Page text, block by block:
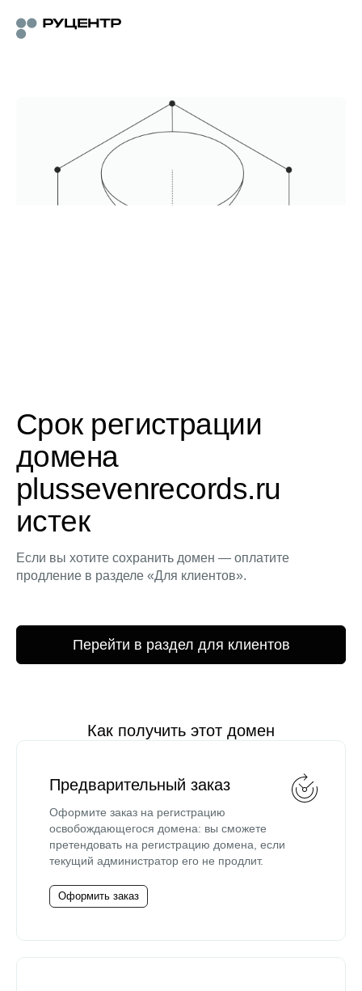
Срок регистрации
домена
plussevenrecords.ru
истек
Если вы хотите сохранить домен — оплатите
продление в разделе «Для клиентов».
Перейти в раздел для клиентов
Как получить этот домен
Предварительный заказ
Оформите заказ на регистрацию
освобождающегося домена: вы сможете
претендовать на регистрацию домена, если
текущий администратор его не продлит.
Оформить заказ